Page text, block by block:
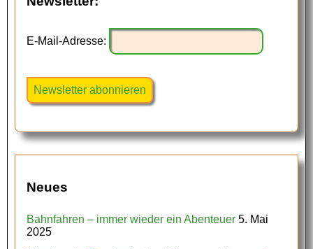
E-Mail-Adresse:
Neues
Bahnfahren – immer wieder ein Abenteuer 5. Mai
2025